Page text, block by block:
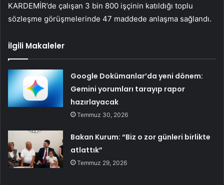
KARDEMİR’de çalışan 3 bin 800 işçinin katıldığı toplu
sözleşme görüşmelerinde 47 maddede anlaşma sağlandı.
İlgili Makaleler
Google Dokümanlar’da yeni dönem:
Gemini yorumları tarayıp rapor
hazırlayacak
Temmuz 30, 2026
Bakan Kurum: “Biz o zor günleri birlikte
atlattık”
Temmuz 29, 2026